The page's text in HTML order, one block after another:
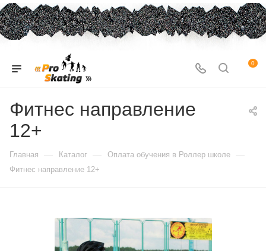
0
Фитнес направление
12+
Главная — Каталог — Оплата обучения в Роллер школе —
Фитнес направление 12+